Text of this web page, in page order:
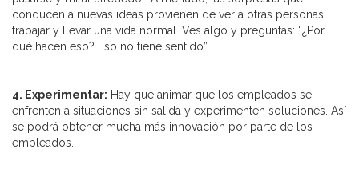
conducen a nuevas ideas provienen de ver a otras personas
trabajar y llevar una vida normal. Ves algo y preguntas: “¿Por
qué hacen eso? Eso no tiene sentido”.
4. Experimentar: Hay que animar que los empleados se
enfrenten a situaciones sin salida y experimenten soluciones. Así
se podrá obtener mucha más innovación por parte de los
empleados.